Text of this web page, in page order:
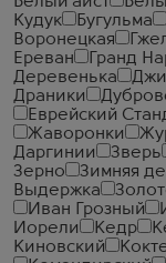
Кудук
Бугульма
Воронецкая
Ереван
Гранд
Деревенька
Драники
Еврейский
Жаворонки
Даргинии
Зверь
Зерно
Зимняя
Выдержка
Иван Грозный
Иорели
Кедр
Киновский